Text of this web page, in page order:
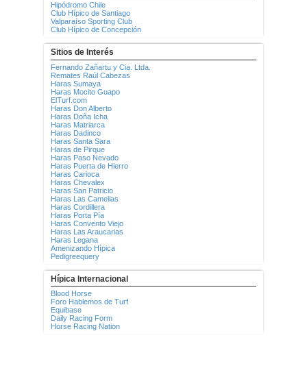
Hipódromo Chile
Club Hípico de Santiago
Valparaíso Sporting Club
Club Hípico de Concepción
Sitios de Interés
Fernando Zañartu y Cia. Ltda.
Remates Raúl Cabezas
Haras Sumaya
Haras Mocito Guapo
ElTurf.com
Haras Don Alberto
Haras Doña Icha
Haras Matriarca
Haras Dadinco
Haras Santa Sara
Haras de Pirque
Haras Paso Nevado
Haras Puerta de Hierro
Haras Carioca
Haras Chevalex
Haras San Patricio
Haras Las Camelias
Haras Cordillera
Haras Porta Pía
Haras Convento Viejo
Haras Las Araucarias
Haras Legana
Amenizando Hípica
Pedigreequery
Hípica Internacional
Blood Horse
Foro Hablemos de Turf
Equibase
Daily Racing Form
Horse Racing Nation